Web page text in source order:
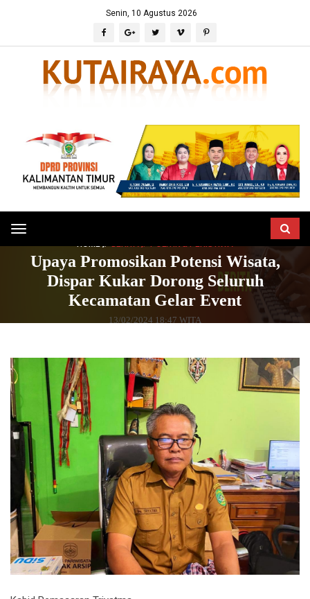
Senin, 10 Agustus 2026
Toggle
navigation
Upaya Promosikan Potensi Wisata,
Dispar Kukar Dorong Seluruh
Kecamatan Gelar Event
13/02/2024 18:47 WITA